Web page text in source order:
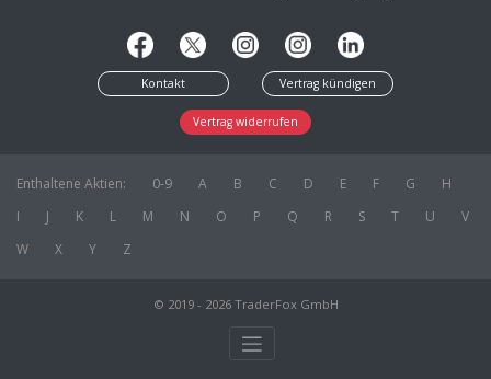
Kontakt Vertrag kündigen
Vertrag widerrufen
Enthaltene Aktien: 0-9 A B C D E F G
H
I
J K L M N O P Q R S T U
V
W
X Y Z
© 2019 - 2026 TraderFox GmbH